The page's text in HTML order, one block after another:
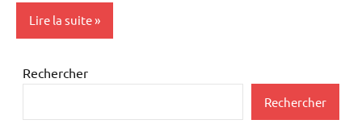
Lire la suite
Inclassables
Rechercher
Rechercher